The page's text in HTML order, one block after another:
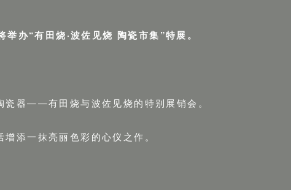
办“有田烧·波佐见烧 陶瓷市集”特展。
瓷器——有田烧与波佐见烧的特别展销会。
添一抹亮丽色彩的心仪之作。